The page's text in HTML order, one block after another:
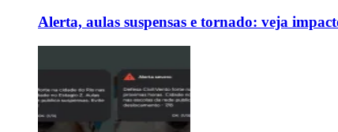
Alerta, aulas suspensas e tornado: veja